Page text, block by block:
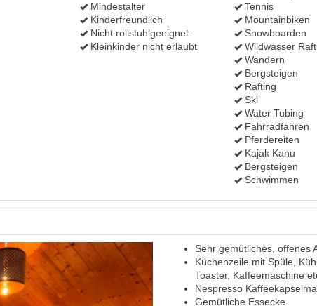
Tennis
Mountainbiken
Snowboarden
Wildwasser
Wandern
Bergsteigen
Rafting
Ski
Water Tubing
Fahrradfahren
Pferdereiten
Kajak Kanu
Bergsteigen
Schwimmen
Mindestalter
Kinderfreundlich
Nicht rollstuhlgeeignet
Kleinkinder nicht erlaubt
Next
Sehr gemütliches, offenes
Küchenzeile mit Spüle,
Toaster, Kaffeemaschine
Nespresso
Gemütliche Essecke